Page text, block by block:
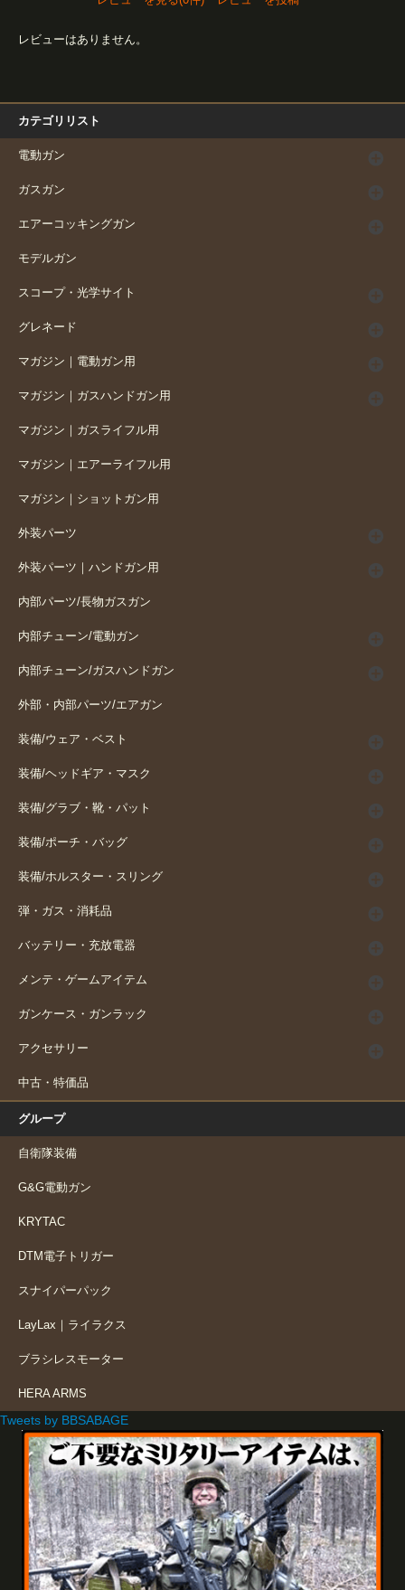
レビューはありません。
カテゴリリスト
電動ガン
ガスガン
エアーコッキングガン
モデルガン
スコープ・光学サイト
グレネード
マガジン｜電動ガン用
マガジン｜ガスハンドガン用
マガジン｜ガスライフル用
マガジン｜エアーライフル用
マガジン｜ショットガン用
外装パーツ
外装パーツ｜ハンドガン用
内部パーツ/長物ガスガン
内部チューン/電動ガン
内部チューン/ガスハンドガン
外部・内部パーツ/エアガン
装備/ウェア・ベスト
装備/ヘッドギア・マスク
装備/グラブ・靴・パット
装備/ポーチ・バッグ
装備/ホルスター・スリング
弾・ガス・消耗品
バッテリー・充放電器
メンテ・ゲームアイテム
ガンケース・ガンラック
アクセサリー
中古・特価品
グループ
自衛隊装備
G&G電動ガン
KRYTAC
DTM電子トリガー
スナイパーパック
LayLax｜ライラクス
ブラシレスモーター
HERA ARMS
Tweets by BBSABAGE